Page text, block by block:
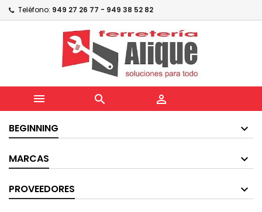
Teléfono: 949 27 26 77 - 949 38 52 82
  
BEGINNING
MARCAS
PROVEEDORES